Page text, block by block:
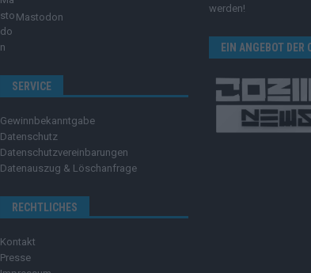
Mastodon
SERVICE
Gewinnbekanntgabe
Datenschutz
Datenschutzvereinbarungen
Datenauszug & Löschanfrage
RECHTLICHES
Kontakt
Presse
werden!
EIN ANGEBOT DER